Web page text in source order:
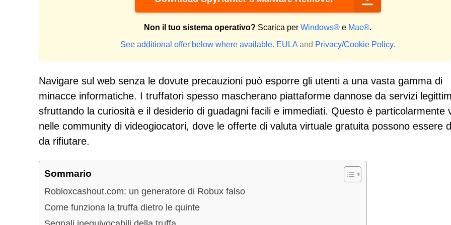
Non il tuo sistema operativo? Scarica per Windows® e Mac®.
See additional offer below where available. EULA and Privacy/Cookie Policy.
Navigare sul web senza le dovute precauzioni può esporre gli utenti a una vasta gamma di
minacce informatiche. I truffatori spesso mascherano piattaforme dannose da servizi
sfruttando la curiosità e il desiderio di guadagni facili e immediati. Questo è particolarmente
nelle community di videogiocatori, dove le offerte di valuta virtuale gratuita possono essere
da rifiutare.
Sommario
Robloxcashout.com: un generatore di Robux falso
Come funziona la truffa dietro le quinte